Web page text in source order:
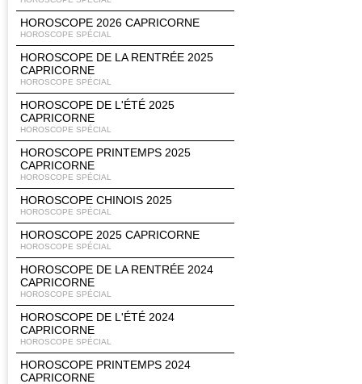
HOROSCOPE 2026 CAPRICORNE
HOROSCOPE SPÉCIAL
HOROSCOPE DE LA RENTRÉE 2025
CAPRICORNE
HOROSCOPE SPÉCIAL
HOROSCOPE DE L'ÉTÉ 2025
CAPRICORNE
HOROSCOPE SPÉCIAL
HOROSCOPE PRINTEMPS 2025
CAPRICORNE
HOROSCOPE SPÉCIAL
HOROSCOPE CHINOIS 2025
HOROSCOPE SPÉCIAL
HOROSCOPE 2025 CAPRICORNE
HOROSCOPE SPÉCIAL
HOROSCOPE DE LA RENTRÉE 2024
CAPRICORNE
HOROSCOPE SPÉCIAL
HOROSCOPE DE L'ÉTÉ 2024
CAPRICORNE
HOROSCOPE SPÉCIAL
HOROSCOPE PRINTEMPS 2024
CAPRICORNE